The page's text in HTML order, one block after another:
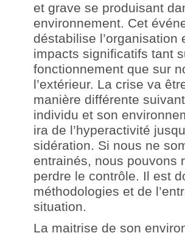
et grave se produisant
environnement. Cet
déstabilise l’organisation
impacts significatifs tant
fonctionnement que sur
l’extérieur. La crise va
manière différente
individu et son
ira de l’hyperactivité
sidération. Si nous ne
entrainés, nous pouvons
perdre le contrôle. Il est
méthodologies et de
situation.
La maitrise de son